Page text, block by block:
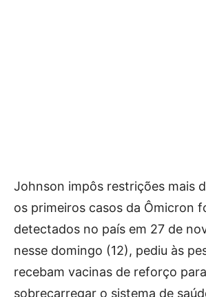
Johnson impôs restrições mais
os primeiros casos da Ômicron
detectados no país em 27 de
nesse domingo (12), pediu às
recebam vacinas de reforço
sobrecarregar o sistema de